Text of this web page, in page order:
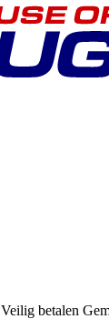
Veilig betalen